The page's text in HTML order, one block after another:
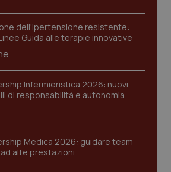
dell'Ipertensione resistente:
Guida alle terapie innovative
Infermieristica 2026: nuovi
di responsabilità e autonomia
Medica 2026: guidare team
alte prestazioni